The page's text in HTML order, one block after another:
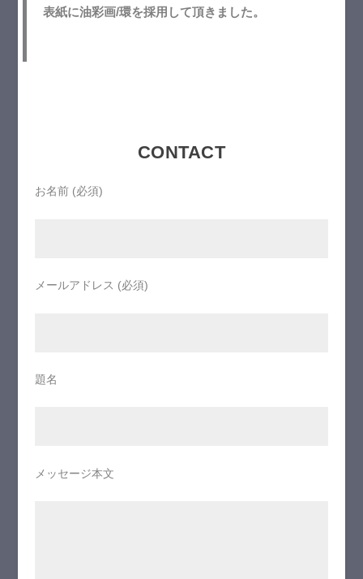
表紙に油彩画/環を採用して頂きました。
CONTACT
お名前 (必須)
メールアドレス (必須)
題名
メッセージ本文